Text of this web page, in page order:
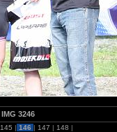
IMG 3246
145 | 146 | 147 | 148 |